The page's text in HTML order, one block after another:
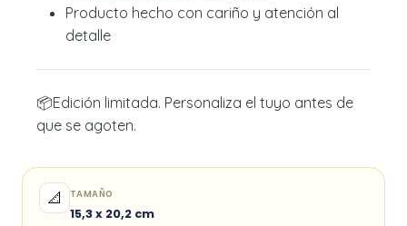
Producto hecho con cariño y atención al
detalle
📦Edición limitada. Personaliza el tuyo antes de
que se agoten.
📐 TAMAÑO
15,3 x 20,2 cm